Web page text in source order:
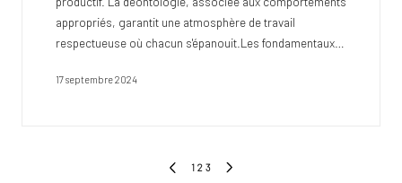
appropriés, garantit une atmosphère de travail
respectueuse où chacun s'épanouit.Les fondamentaux…
17 septembre 2024
PREVIOUS
1 2 3